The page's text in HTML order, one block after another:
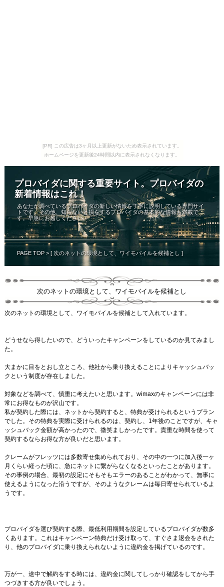
[PR] この広告は3ヶ月以上更新がないため表示されています。
ホームページを更新後24時間以内に表示されなくなります。
プロバイダに関する重要サイト。プロバイダの
新着情報はこれ！
あなたが調べているプロバイダの新しい情報を丁寧に説明している専門サイ
トです。その他、知らないと損をするプロバイダの基本的な情報も満載で
す。早急にお越しください。
PAGE TOP> [ 次のネットの環境として、ワイモバイルを候補とし ]
次のネットの環境として、ワイモバイルを候補とし
次のネットの環境として、ワイモバイルを候補として入れています。
どうせなら得したいので、どういったキャンペーンをしているのか見てみまし
た。
大まかに目をとおし立ところ、他社から乗り換えることによりキャッシュバッ
クという制度が存在しました。
対象などを調べて、慎重に考えたいと思います。wimaxのキャンペーンには非
常にお得なものが沢山です。
私が契約した際には、ネットから契約すると、特典が受けられるというプラン
でした。その特典を実際に受けられるのは、契約し、1年後のことですが、キャ
ッシュバック金額が高かったので、微笑ましかったです。貴重な時間を使って
契約するならお得な方が良いだと思います。
クレームがフレッツには多数寄せ集められており、その中の一つに加入後一ヶ
月くらい経った頃に、急にネットに繋がらなくなるといったことがあります。
その事例の場合、最初の設定にそもそもエラーのあることがわかって、無事に
使えるようになった沿うですが、そのようなクレームは毎日寄せられているよ
うです。
プロバイダを選び契約する際、最低利用期間を設定しているプロバイダが数多
くあります。これはキャンペーン特典だけ受け取って、すぐさま退会をされた
り、他のプロバイダに乗り換えられないように違約金を掲げているのです。
万が一、途中で解約をする時には、違約金に関してしっかり確認をしてから手
つづきする方が良いでしょう。